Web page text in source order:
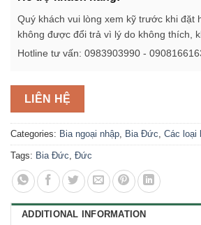
Quý khách vui lòng xem kỹ trước khi đặt
không được đổi trả vì lý do không thích,
Hotline tư vấn: 0983903990 -
LIÊN HỆ
Categories: Bia ngoại nhập, Bia Đức, Các loại
Tags: Bia Đức, Đức
ADDITIONAL INFORMATION